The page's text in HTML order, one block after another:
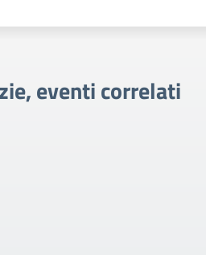
eventi correlati